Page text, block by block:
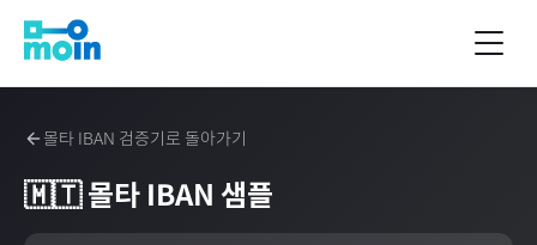
몰타 IBAN 검증기로 돌아가기
🇲🇹 몰타 IBAN 샘플